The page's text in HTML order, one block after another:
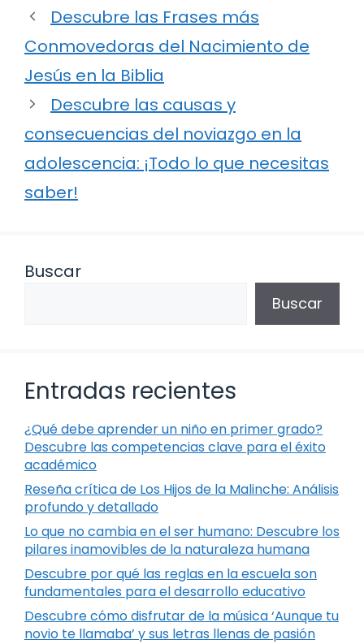
Descubre las Frases más
Conmovedoras del Nacimiento de
Jesús en la Biblia
Descubre las causas y
consecuencias del noviazgo en la
adolescencia: ¡Todo lo que necesitas
saber!
Buscar
Buscar
Entradas recientes
¿Qué debe aprender un niño en primer grado?
Descubre las competencias clave para el éxito
académico
Reseña crítica de Los Hijos de la Malinche: Análisis
profundo y detallado
Lo que no cambia en el ser humano: Descubre los
pilares inamovibles de la naturaleza humana
Descubre por qué las reglas en la escuela son
fundamentales para el desarrollo educativo
Descubre cómo disfrutar de la música ‘Aunque tu
novio te llamaba’ y sus letras llenas de pasión